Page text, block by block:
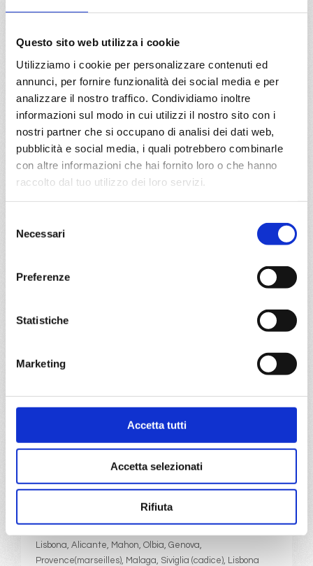
Questo sito web utilizza i cookie
Utilizziamo i cookie per personalizzare contenuti ed
annunci, per fornire funzionalità dei social media e per
analizzare il nostro traffico. Condividiamo inoltre
informazioni sul modo in cui utilizzi il nostro sito con i
nostri partner che si occupano di analisi dei dati web,
pubblicità e social media, i quali potrebbero combinarle
con altre informazioni che hai fornito loro o che hanno
raccolto dal tuo utilizzo dei loro servizi.
delNecessari
Preferenze
Statistiche
Marketing
Accetta tutti
Accetta selezionati
Rifiuta
€ 1.279
a partire da
€ 1.229
DETTAGLI
daMalaga conMSC Sinfonia
Malaga, Siviglia (cadice), Lisbona, Alicante, Mahon, Olbia,
€ 1.229
daLisbonaconMSC Sinfonia
Lisbona, Alicante, Mahon, Olbia, Genova,
Provence(marseilles), Malaga, Siviglia (cadice), Lisbona